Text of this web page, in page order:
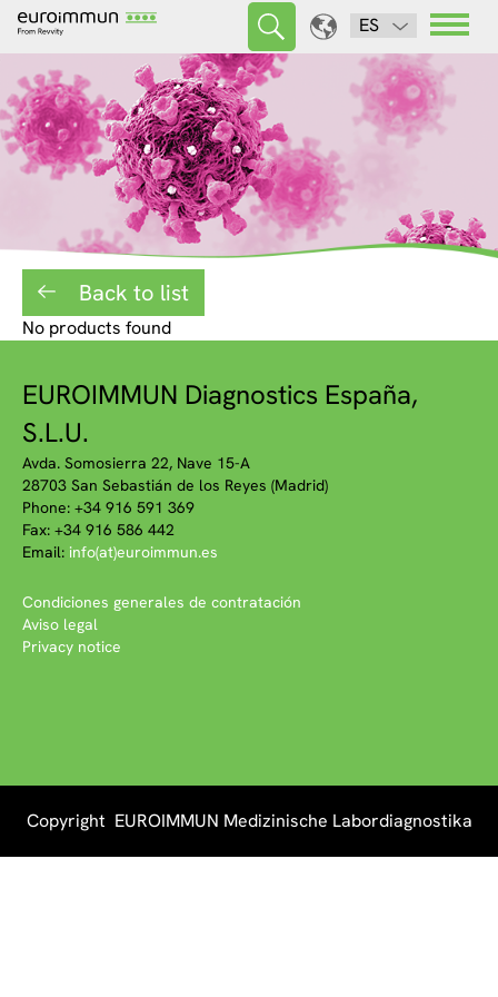
ES
Back to list
No products found
EUROIMMUN Diagnostics España,
S.L.U.
Avda. Somosierra 22, Nave 15-A
28703 San Sebastián de los Reyes (Madrid)
Phone: +34 916 591 369
Fax: +34 916 586 442
Email: info(at)euroimmun.es
Condiciones generales de contratación
Aviso legal
Privacy notice
Copyright EUROIMMUN Medizinische Labordiagnostika